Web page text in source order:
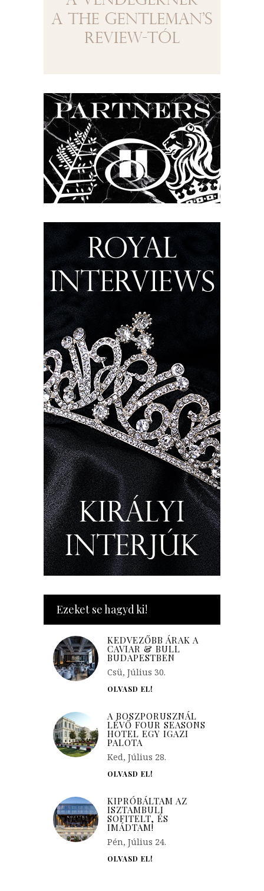
Ezeket se hagyd ki!
KEDVEZŐBB ÁRAK A
CAVIAR & BULL
BUDAPESTBEN
Csü, Július 30.
OLVASD EL!
A BOSZPORUSZNÁL
LÉVŐ FOUR SEASONS
HOTEL EGY IGAZI
PALOTA
Ked, Július 28.
OLVASD EL!
KIPRÓBÁLTAM AZ
ISZTAMBULI
SOFITELT, ÉS
IMÁDTAM!
Pén, Július 24.
OLVASD EL!